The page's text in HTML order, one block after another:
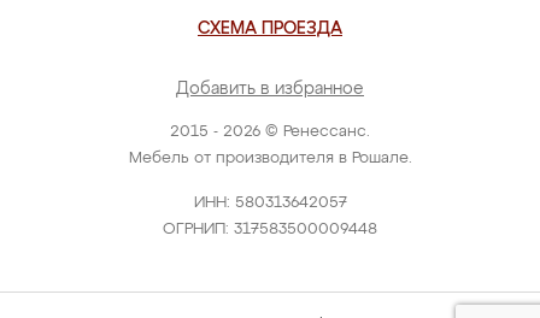
2015 - 2026 © Ренессанс.
Мебель от производителя в Рошале.
ИНН: 580313642057
ОГРНИП: 317583500009448
СХЕМА ПРОЕЗДА
Добавить в избранное